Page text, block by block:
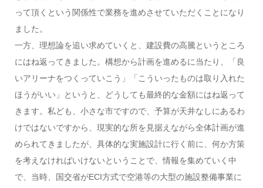
って頂くという関係性で業務を進めさせていただくことになり
ました。
一方、理想論を追い求めていくと、建設費の高騰というところ
にはね返ってきました。構想から計画を進めるに当たり、「良
いアリーナをつくっていこう」「こういったものは取り入れた
ほうがいい」というと、どうしても最終的な金額にはね返って
きます。私ども、小さな市ですので、予算が天井なしにあるわ
けではないですから、現実的な所を見据えながら全体計画が進
められてきましたが、具体的な実施設計に行く前に、何か方策
を考えなければいけないということで、情報を集めていく中
で、当時、国交省がECI方式で空港等の大型の施設整備事業に